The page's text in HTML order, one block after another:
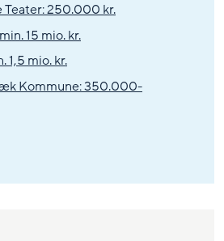
Teater: 250.000 kr.
15 mio. kr.
1,5 mio. kr.
Kommune: 350.000-